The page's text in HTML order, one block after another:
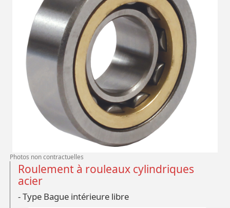
Photos non contractuelles
Roulement à rouleaux cylindriques
acier
- Type Bague intérieure libre